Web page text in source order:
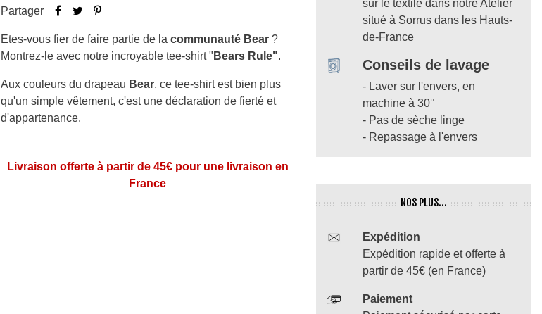
Partager
Etes-vous fier de faire partie de la communauté Bear ?
Montrez-le avec notre incroyable tee-shirt " Bears Rule".
Aux couleurs du drapeau Bear, ce tee-shirt est bien plus
qu'un simple vêtement, c'est une déclaration de fierté et
d'appartenance.
Livraison offerte à partir de 45€ pour une livraison en
France
sur le textile dans notre Atelier
situé à Sorrus dans les Hauts-
de-France
Conseils de lavage
- Laver sur l'envers, en
machine à 30°
- Pas de sèche linge
- Repassage à l'envers
NOS PLUS...
Expédition
Expédition rapide et offerte à
partir de 45€ (en France)
Paiement